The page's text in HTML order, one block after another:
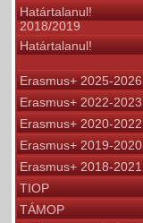
Határtalanul!
2018/2019
Határtalanul!
Erasmus+ 2025-2026
Erasmus+ 2022-2023
Erasmus+ 2020-2022
Erasmus+ 2019-2020
Erasmus+ 2018-2021
TIOP
TÁMOP